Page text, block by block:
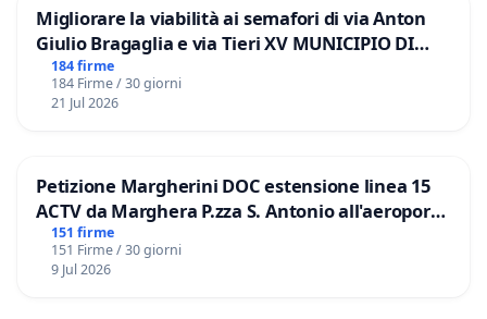
Migliorare la viabilità ai semafori di via Anton
Giulio Bragaglia e via Tieri XV MUNICIPIO DI
ROMA
184 firme
184 Firme / 30 giorni
21 Jul 2026
Petizione Margherini DOC estensione linea 15
ACTV da Marghera P.zza S. Antonio all'aeroporto
Marco Polo tariffa a € 1,50
151 firme
151 Firme / 30 giorni
9 Jul 2026